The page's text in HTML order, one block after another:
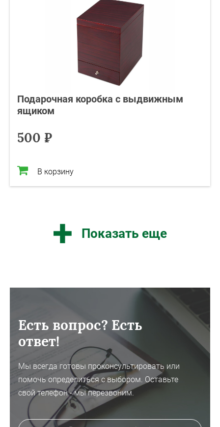
Подарочная коробка с выдвижным
ящиком
500 ₽
В корзину
Показать еще
Есть вопрос? Есть
ответ!
Мы всегда готовы проконсультировать или
помочь определиться с выбором. Оставьте
свой телефон - мы перезвоним.